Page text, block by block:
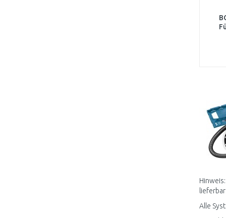
Alle